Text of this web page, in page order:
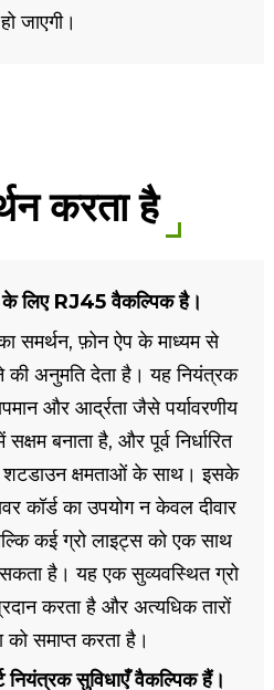
जाएगी।
करता है
लिए RJ45 वैकल्पिक है।
समर्थन, फ़ोन ऐप के माध्यम से
की अनुमति देता है। यह नियंत्रक
और आर्द्रता जैसे पर्यावरणीय
बनाता है, और पूर्व निर्धारित
शटडाउन क्षमताओं के साथ। इसके
कॉर्ड का उपयोग न केवल दीवार
कई ग्रो लाइट्स को एक साथ
है। यह एक सुव्यवस्थित ग्रो
करता है और अत्यधिक तारों
समाप्त करता है।
नियंत्रक सुविधाएँ वैकल्पिक हैं।